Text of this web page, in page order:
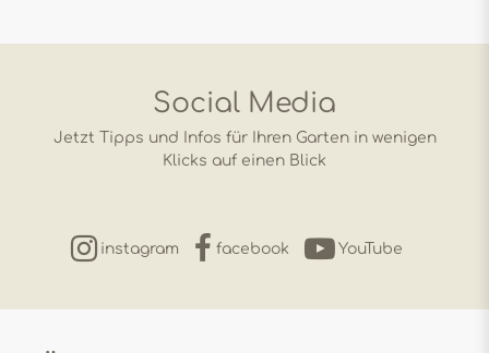
Social Media
Jetzt Tipps und Infos für Ihren Garten in wenigen
Klicks auf einen Blick
instagram facebook YouTube